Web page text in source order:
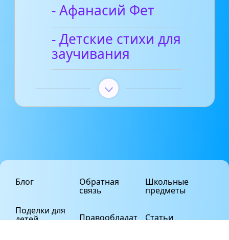
- Афанасий Фет
- Детские стихи для
заучивания
Блог
Поделки для
детей
Обратная
связь
Правообладат
Школьные
предметы
Статьи